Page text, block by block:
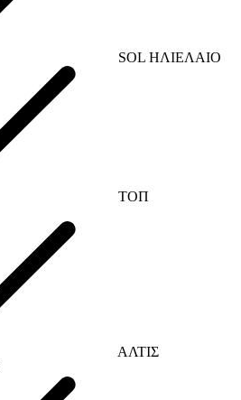
SOL ΗΛΙΕΛΑΙΟ
TOΠ
ΑΛΤΙΣ